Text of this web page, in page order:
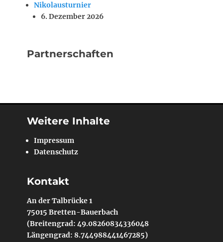
Nikolausturnier
6. Dezember 2026
Partnerschaften
Weitere Inhalte
Impressum
Datenschutz
Kontakt
An der Talbrücke 1
75015 Bretten-Bauerbach
(Breitengrad: 49.08260834336048
Längengrad: 8.744988441467285)